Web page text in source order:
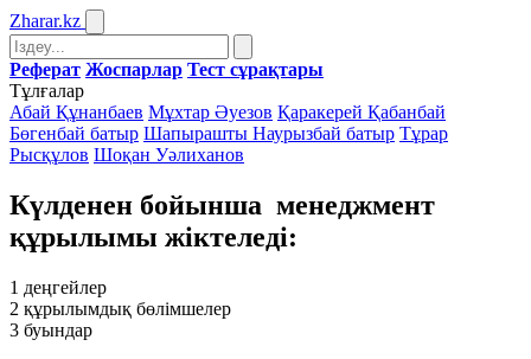
Zharar.kz
Реферат Жоспарлар Тест сұрақтары
Тұлғалар
Абай Құнанбаев Мұхтар Әуезов Қаракерей Қабанбай
Бөгенбай батыр Шапырашты Наурызбай батыр Тұрар
Рысқұлов Шоқан Уәлиханов
Күлденен бойынша менеджмент
құрылымы жiктеледi:
1 деңгейлер
2 құрылымдық бөлiмшелер
3 буындар